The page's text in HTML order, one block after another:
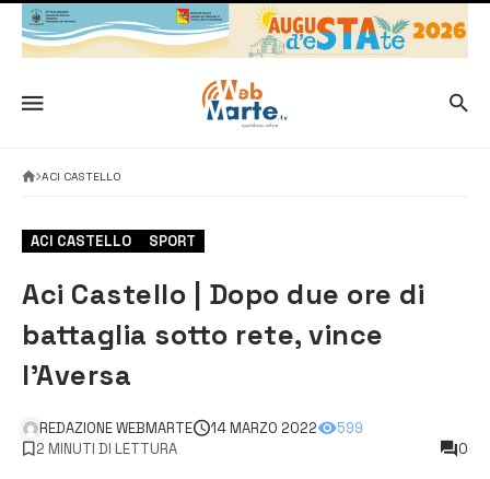
ACI CASTELLO
ACI CASTELLO SPORT
Aci Castello | Dopo due ore di
battaglia sotto rete, vince
l’Aversa
REDAZIONE WEBMARTE 14 MARZO 2022
599
2 MINUTI DI LETTURA
0